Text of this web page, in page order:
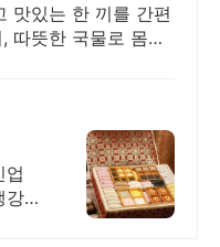
맛있는 한 끼를 간편
따뜻한 국물로 몸을
업
편